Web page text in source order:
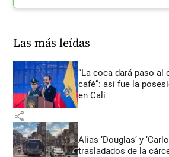
Las más leídas
“La coca dará paso al
café”: así fue la
en Cali
share
Alias ‘Douglas’ y
trasladados de la